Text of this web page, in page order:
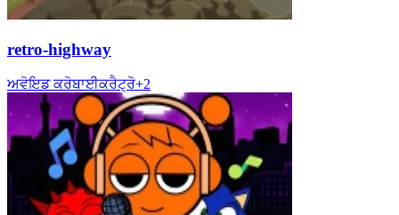
retro-highway
ਅਵੋਇਡ ਕਰੋਬਾਈਕਰੈਟ੍ਰੋ+2